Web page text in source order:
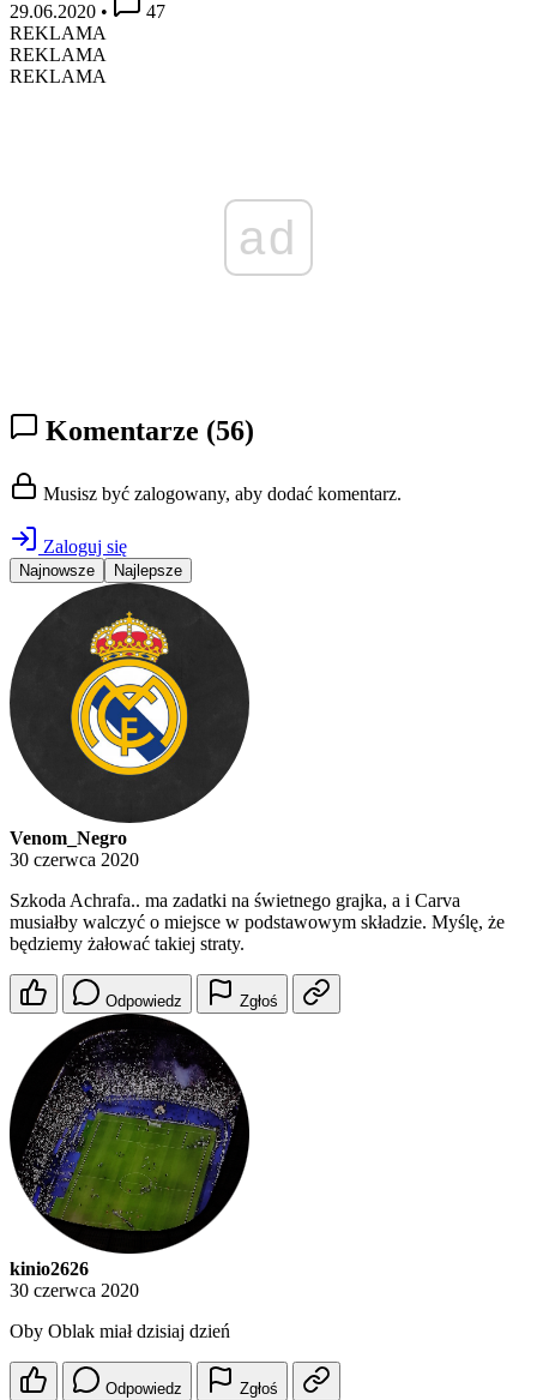
29.06.2020 •
47
REKLAMA
REKLAMA
REKLAMA
ad
Komentarze (56)
Musisz być zalogowany, aby dodać komentarz.
Zaloguj się
Najnowsze Najlepsze
Venom_Negro
30 czerwca 2020
Szkoda Achrafa.. ma zadatki na świetnego grajka, a i Carva
musiałby walczyć o miejsce w podstawowym składzie. Myślę, że
będziemy żałować takiej straty.
Odpowiedz Zgłoś
kinio2626
30 czerwca 2020
Oby Oblak miał dzisiaj dzień
Odpowiedz Zgłoś